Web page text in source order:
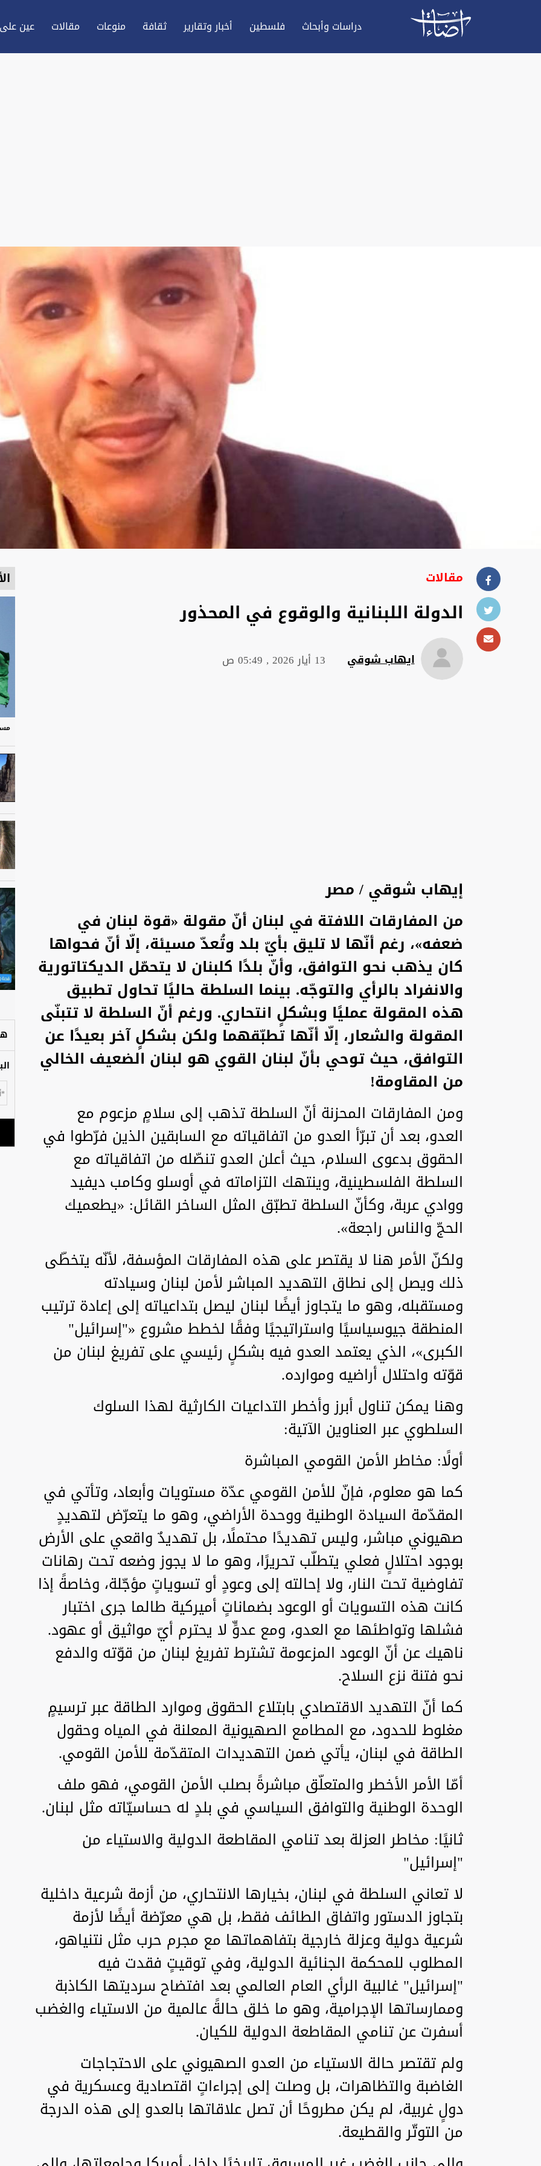
دراسات وأبحاث فلسطين أخبار وتقارير ثقافة منوعات مقالات عين
مقالات
الدولة اللبنانية والوقوع في المحذور
ايهاب شوقي 13 أيار 2026 , 05:49 ص
إيهاب شوقي / مصر
من المفارقات اللافتة في لبنان أنّ مقولة «قوة لبنان في
ضعفه»، رغم أنّها لا تليق بأيّ بلد وتُعدّ مسيئة، إلّا أنّ فحواها
كان يذهب نحو التوافق، وأنّ بلدًا كلبنان لا يتحمّل الديكتاتورية
والانفراد بالرأي والتوجّه. بينما السلطة حاليًا تحاول تطبيق
هذه المقولة عمليًا وبشكلٍ انتحاري. ورغم أنّ السلطة لا تتبنّى
المقولة والشعار، إلّا أنّها تطبّقهما ولكن بشكلٍ آخر بعيدًا عن
التوافق، حيث توحي بأنّ لبنان القوي هو لبنان الضعيف الخالي
من المقاومة!
ومن المفارقات المحزنة أنّ السلطة تذهب إلى سلامٍ مزعوم مع
العدو، بعد أن تبرّأ العدو من اتفاقياته مع السابقين الذين فرّطوا في
الحقوق بدعوى السلام، حيث أعلن العدو تنصّله من اتفاقياته مع
السلطة الفلسطينية، وينتهك التزاماته في أوسلو وكامب ديفيد
ووادي عربة، وكأنّ السلطة تطبّق المثل الساخر القائل: «يطعميك
الحجّ والناس راجعة».
ولكنّ الأمر هنا لا يقتصر على هذه المفارقات المؤسفة، لأنّه يتخطّى
ذلك ويصل إلى نطاق التهديد المباشر لأمن لبنان وسيادته
ومستقبله، وهو ما يتجاوز أيضًا لبنان ليصل بتداعياته إلى إعادة ترتيب
المنطقة جيوسياسيًا واستراتيجيًا وفقًا لخطط مشروع «"إسرائيل"
الكبرى»، الذي يعتمد العدو فيه بشكلٍ رئيسي على تفريغ لبنان من
قوّته واحتلال أراضيه وموارده.
وهنا يمكن تناول أبرز وأخطر التداعيات الكارثية لهذا السلوك
السلطوي عبر العناوين الآتية:
أولًا: مخاطر الأمن القومي المباشرة
كما هو معلوم، فإنّ للأمن القومي عدّة مستويات وأبعاد، وتأتي في
المقدّمة السيادة الوطنية ووحدة الأراضي، وهو ما يتعرّض لتهديدٍ
صهيوني مباشر، وليس تهديدًا محتملًا، بل تهديدٌ واقعي على الأرض
بوجود احتلالٍ فعلي يتطلّب تحريرًا، وهو ما لا يجوز وضعه تحت رهانات
تفاوضية تحت النار، ولا إحالته إلى وعودٍ أو تسوياتٍ مؤجّلة، وخاصةً إذا
كانت هذه التسويات أو الوعود بضماناتٍ أميركية طالما جرى اختبار
فشلها وتواطئها مع العدو، ومع عدوٍّ لا يحترم أيّ مواثيق أو عهود.
ناهيك عن أنّ الوعود المزعومة تشترط تفريغ لبنان من قوّته والدفع
نحو فتنة نزع السلاح.
كما أنّ التهديد الاقتصادي بابتلاع الحقوق وموارد الطاقة عبر ترسيمٍ
مغلوط للحدود، مع المطامع الصهيونية المعلنة في المياه وحقول
الطاقة في لبنان، يأتي ضمن التهديدات المتقدّمة للأمن القومي.
أمّا الأمر الأخطر والمتعلّق مباشرةً بصلب الأمن القومي، فهو ملف
الوحدة الوطنية والتوافق السياسي في بلدٍ له حساسيّاته مثل لبنان.
ثانيًا: مخاطر العزلة بعد تنامي المقاطعة الدولية والاستياء من
"إسرائيل"
لا تعاني السلطة في لبنان، بخيارها الانتحاري، من أزمة شرعية داخلية
بتجاوز الدستور واتفاق الطائف فقط، بل هي معرّضة أيضًا لأزمة
شرعية دولية وعزلة خارجية بتفاهماتها مع مجرم حرب مثل نتنياهو،
المطلوب للمحكمة الجنائية الدولية، وفي توقيتٍ فقدت فيه
"إسرائيل" غالبية الرأي العام العالمي بعد افتضاح سرديتها الكاذبة
وممارساتها الإجرامية، وهو ما خلق حالةً عالمية من الاستياء والغضب
أسفرت عن تنامي المقاطعة الدولية للكيان.
ولم تقتصر حالة الاستياء من العدو الصهيوني على الاحتجاجات
الغاضبة والتظاهرات، بل وصلت إلى إجراءاتٍ اقتصادية وعسكرية في
دولٍ غربية، لم يكن مطروحًا أن تصل علاقاتها بالعدو إلى هذه الدرجة
من التوتّر والقطيعة.